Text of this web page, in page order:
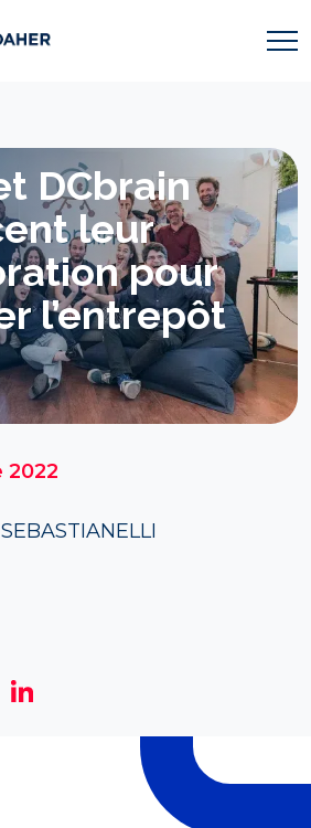
DCbrain
leur
pour
l’entrepôt
2022
Email